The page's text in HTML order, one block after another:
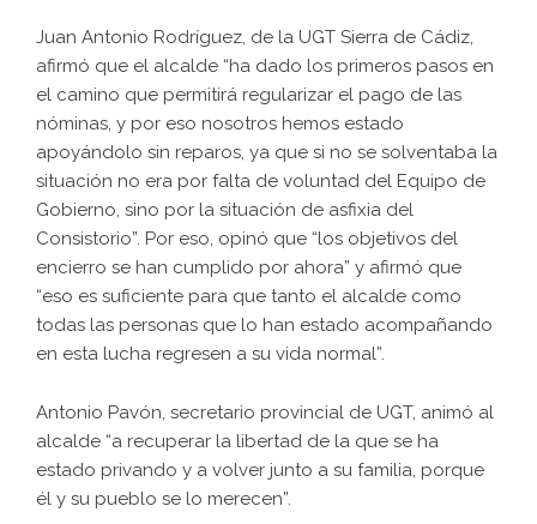
Juan Antonio Rodríguez, de la UGT Sierra de Cádiz,
afirmó que el alcalde “ha dado los primeros pasos en
el camino que permitirá regularizar el pago de las
nóminas, y por eso nosotros hemos estado
apoyándolo sin reparos, ya que si no se solventaba la
situación no era por falta de voluntad del Equipo de
Gobierno, sino por la situación de asfixia del
Consistorio”. Por eso, opinó que “los objetivos del
encierro se han cumplido por ahora” y afirmó que
“eso es suficiente para que tanto el alcalde como
todas las personas que lo han estado acompañando
en esta lucha regresen a su vida normal”.
Antonio Pavón, secretario provincial de UGT, animó al
alcalde “a recuperar la libertad de la que se ha
estado privando y a volver junto a su familia, porque
él y su pueblo se lo merecen”.